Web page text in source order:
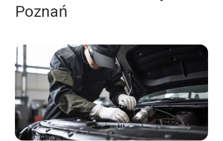
Poznań